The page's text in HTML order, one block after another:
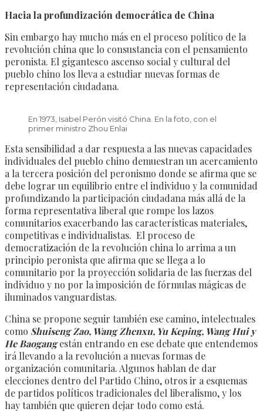
Hacia la profundización democrática de China
Sin embargo hay mucho más en el proceso político de la
revolución china que lo consustancia con el pensamiento
peronista. El gigantesco ascenso social y cultural del
pueblo chino los lleva a estudiar nuevas formas de
representación ciudadana.
En 1973, Isabel Perón visitó China. En la foto, con el
primer ministro Zhou Enlai
Esta sensibilidad a dar respuesta a las nuevas capacidades
individuales del pueblo chino demuestran un acercamiento
a la tercera posición del peronismo donde se afirma que se
debe lograr un equilibrio entre el individuo y la comunidad
profundizando la participación ciudadana más allá de la
forma representativa liberal que rompe los lazos
comunitarios exacerbando las características materiales,
competitivas e individualistas. El proceso de
democratización de la revolución china lo arrima a un
principio peronista que afirma que se llega a lo
comunitario por la proyección solidaria de las fuerzas del
individuo y no por la imposición de fórmulas mágicas de
iluminados vanguardistas.
China se propone seguir también ese camino, intelectuales
como Shuiseng Zao, Wang Zhenxu, Yu Keping, Wang Hui y
He Baogangestán entrando en ese debate que entendemos
irá llevando a la revolución a nuevas formas de
organización comunitaria. Algunos hablan de dar
elecciones dentro del Partido Chino, otros ir a esquemas
de partidos políticos tradicionales del liberalismo, y los
hay también que quieren dejar todo como está.